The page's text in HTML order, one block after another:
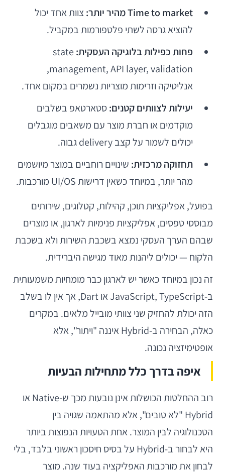
Time to market מהיר יותר:
צוות אחד יכול
להוציא גרסה לשתי פלטפורמות במקביל.
פחות כפילות בלוגיקה העסקית: state
management, API layer, validation,
אנליטיקה וזרימות מוצריות נשמרים במקום אחד.
יעילות לצוותים קטנים:סטארטאפ בשלבים
מוקדמים או חברת מוצר עם משאבים מוגבלים
יכולים לשמור על קצב delivery גבוה.
תחזוקה מרכזית: שינויים רוחביים במוצר מיושמים
מהר יותר, במיוחד כשאין דרישות UI/OS מורכבות.
בפועל, אפליקציות תוכן, קהילות, קטלוגים, שירותים
מבוססי טפסים, אפליקציות פנימיות לארגון, או מוצרים
שבהם הערך העסקי נמצא בשכבת השירות ולא בשכבת
הלקוח — יכולים ליהנות מאוד מגישה היברידית.
זה נכון במיוחד כאשר יש לארגון כבר מומחיות משמעותית
ב-JavaScript, TypeScript או Dart, אך אין לו בשלב
הזה יכולת להחזיק שני צוותי מובייל מלאים. במקרים
כאלה, הבחירה ב-Hybrid איננה "ויתור", אלא
אופטימיזציה נכונה.
איפה בדרך כלל מתחילות הבעיות
רוב ההחלטות הכושלות אינן נובעות מכך ש-Native או
Hybrid "לא טובים", אלא מהתאמה שגויה בין
הטכנולוגיה לבין המוצר. אחת הטעויות הנפוצות ביותר
היא לבחור ב-Hybrid על בסיס חיסכון ראשוני בלבד, בלי
לבחון את מורכבות האפליקציה בעוד שנה. מוצר